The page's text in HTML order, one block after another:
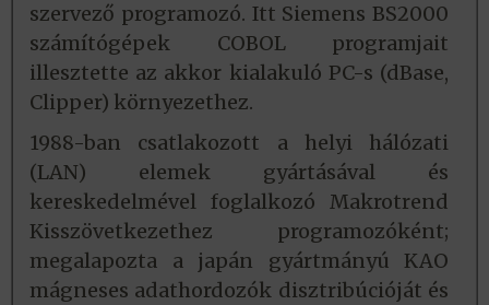
szervező programozó. Itt Siemens BS2000
számítógépek COBOL programjait
illesztette az akkor kialakuló PC-s (dBase,
Clipper) környezethez.
1988-ban csatlakozott a helyi hálózati
(LAN) elemek gyártásával és
kereskedelmével foglalkozó Makrotrend
Kisszövetkezethez programozóként;
megalapozta a japán gyártmányú KAO
mágneses adathordozók disztribúcióját és